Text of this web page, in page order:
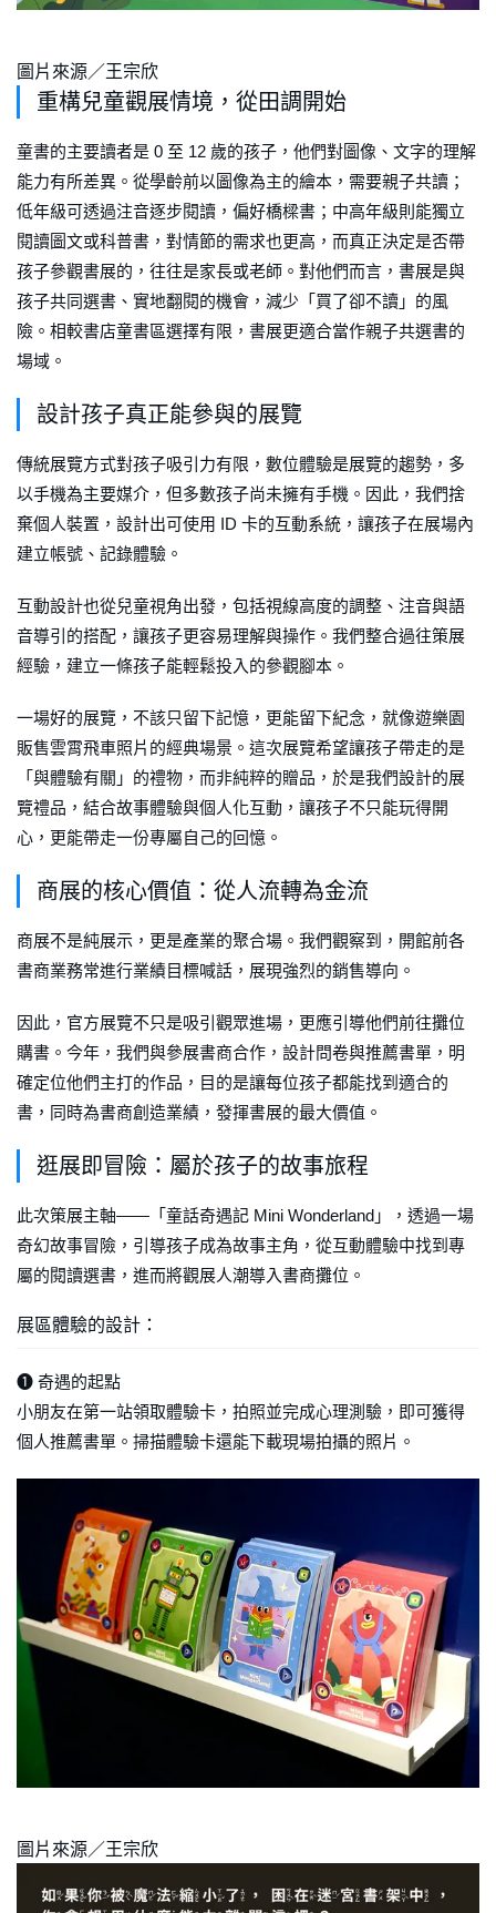
圖片來源／王宗欣
重構兒童觀展情境，從田調開始
童書的主要讀者是 0 至 12 歲的孩子，他們對圖像、文字的理解
能力有所差異。從學齡前以圖像為主的繪本，需要親子共讀；
低年級可透過注音逐步閱讀，偏好橋樑書；中高年級則能獨立
閱讀圖文或科普書，對情節的需求也更高，而真正決定是否帶
孩子參觀書展的，往往是家長或老師。對他們而言，書展是與
孩子共同選書、實地翻閱的機會，減少「買了卻不讀」的風
險。相較書店童書區選擇有限，書展更適合當作親子共選書的
場域。
設計孩子真正能參與的展覽
傳統展覽方式對孩子吸引力有限，數位體驗是展覽的趨勢，多
以手機為主要媒介，但多數孩子尚未擁有手機。因此，我們捨
棄個人裝置，設計出可使用 ID 卡的互動系統，讓孩子在展場內
建立帳號、記錄體驗。
互動設計也從兒童視角出發，包括視線高度的調整、注音與語
音導引的搭配，讓孩子更容易理解與操作。我們整合過往策展
經驗，建立一條孩子能輕鬆投入的參觀腳本。
一場好的展覽，不該只留下記憶，更能留下紀念，就像遊樂園
販售雲霄飛車照片的經典場景。這次展覽希望讓孩子帶走的是
「與體驗有關」的禮物，而非純粹的贈品，於是我們設計的展
覽禮品，結合故事體驗與個人化互動，讓孩子不只能玩得開
心，更能帶走一份專屬自己的回憶。
商展的核心價值：從人流轉為金流
商展不是純展示，更是產業的聚合場。我們觀察到，開館前各
書商業務常進行業績目標喊話，展現強烈的銷售導向。
因此，官方展覽不只是吸引觀眾進場，更應引導他們前往攤位
購書。今年，我們與參展書商合作，設計問卷與推薦書單，明
確定位他們主打的作品，目的是讓每位孩子都能找到適合的
書，同時為書商創造業績，發揮書展的最大價值。
逛展即冒險：屬於孩子的故事旅程
此次策展主軸——「童話奇遇記 Mini Wonderland」，透過一場
奇幻故事冒險，引導孩子成為故事主角，從互動體驗中找到專
屬的閱讀選書，進而將觀展人潮導入書商攤位。
展區體驗的設計：
➊ 奇遇的起點
小朋友在第一站領取體驗卡，拍照並完成心理測驗，即可獲得
個人推薦書單。掃描體驗卡還能下載現場拍攝的照片。
圖片來源／王宗欣